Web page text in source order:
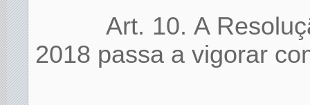
Art. 10. A
2018 passa a vigorar